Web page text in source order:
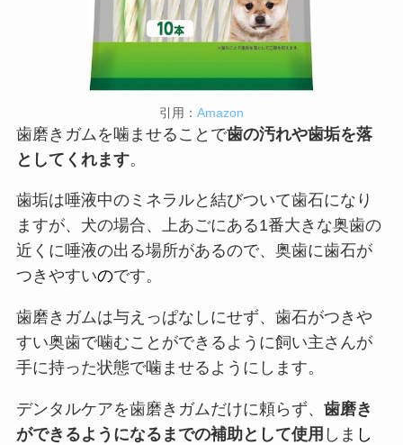
引用： Amazon
歯磨きガムを噛ませることで歯の汚れや歯垢を落
としてくれます。
歯垢は唾液中のミネラルと結びついて歯石になり
ますが、犬の場合、上あごにある1番大きな奥歯の
近くに唾液の出る場所があるので、奥歯に歯石が
つきやすいのです。
歯磨きガムは与えっぱなしにせず、歯石がつきや
すい奥歯で噛むことができるように飼い主さんが
手に持った状態で噛ませるようにします。
デンタルケアを歯磨きガムだけに頼らず、 歯磨き
ができるようになるまでの補助として使用 しま し